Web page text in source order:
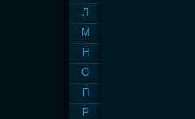
Л
М
Н
О
П
Р